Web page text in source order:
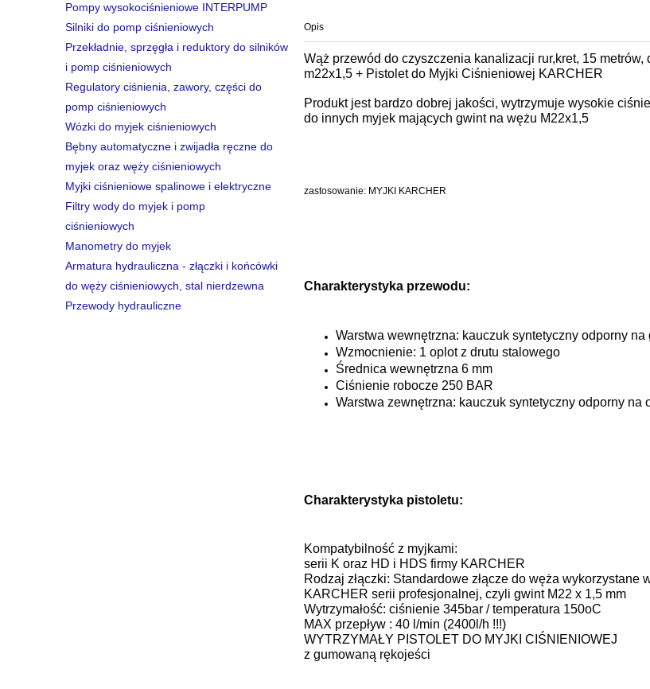
Pompy wysokociśnieniowe INTERPUMP
Silniki do pomp ciśnieniowych
Przekładnie, sprzęgła i reduktory do silników
i pomp ciśnieniowych
Regulatory ciśnienia, zawory, części do
pomp ciśnieniowych
Wózki do myjek ciśnieniowych
Bębny automatyczne i zwijadła ręczne do
myjek oraz węży ciśnieniowych
Myjki ciśnieniowe spalinowe i elektryczne
Filtry wody do myjek i pomp
ciśnieniowych
Manometry do myjek
Armatura hydrauliczna - złączki i końcówki
do węży ciśnieniowych, stal nierdzewna
Przewody hydrauliczne
Opis
Wąż przewód do czyszczenia kanalizacji rur,kret, 15
m22x1,5 + Pistolet do Myjki Ciśnieniowej KARCHER
Produkt jest bardzo dobrej jakości, wytrzymuje wysokie
do innych myjek mających gwint na wężu M22x1,5
zastosowanie: MYJKI KARCHER
Charakterystyka przewodu:
Warstwa wewnętrzna: kauczuk syntetyczny odporny na
Wzmocnienie: 1 oplot z drutu stalowego
Średnica wewnętrzna 6 mm
Ciśnienie robocze 250 BAR
Warstwa zewnętrzna: kauczuk syntetyczny odporny
Charakterystyka pistoletu:
Kompatybilność z myjkami:
serii K oraz HD i HDS firmy KARCHER
Rodzaj złączki: Standardowe złącze do węża wykorzystane
KARCHER serii profesjonalnej, czyli gwint M22 x 1,5 mm
Wytrzymałość: ciśnienie 345bar / temperatura 150oC
MAX przepływ : 40 l/min (2400l/h !!!)
WYTRZYMAŁY PISTOLET DO MYJKI CIŚNIENIOWEJ
z gumowaną rękojeści